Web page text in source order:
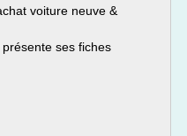
voiture neuve &
ses fiches